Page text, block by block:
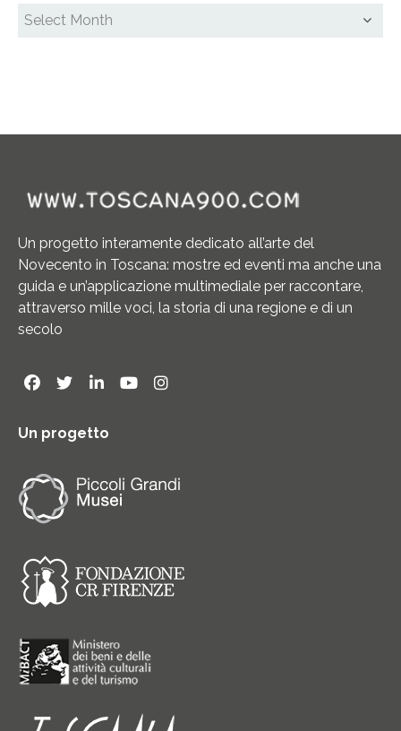
Un progetto interamente dedicato all’arte del
Novecento in Toscana: mostre ed eventi ma anche una
guida e un’applicazione multimediale per raccontare,
attraverso mille voci, la storia di una regione e di un
secolo
Un progetto